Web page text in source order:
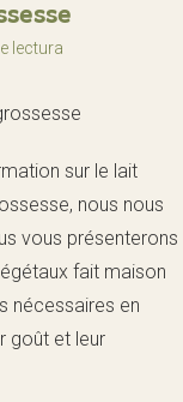
lectura
sur le lait
nous nous
vous présenterons
fait maison
nécessaires en
goût et leur